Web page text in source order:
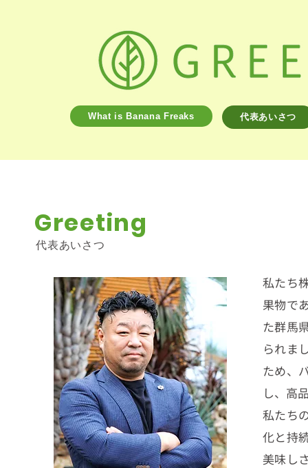
What is Banana Freaks 代表あいさつ
代表あいさつ
Greeting
私たち
果物で
た群馬
られま
ため、
し、高
私たち
化と持
美味し